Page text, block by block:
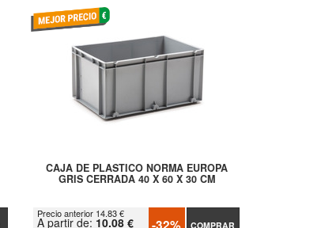
CAJA DE PLASTICO NORMA EUROPA
GRIS CERRADA 40 X 60 X 30 CM
Precio anterior 14.83 €
A partir de: 10.08 € COMPRAR